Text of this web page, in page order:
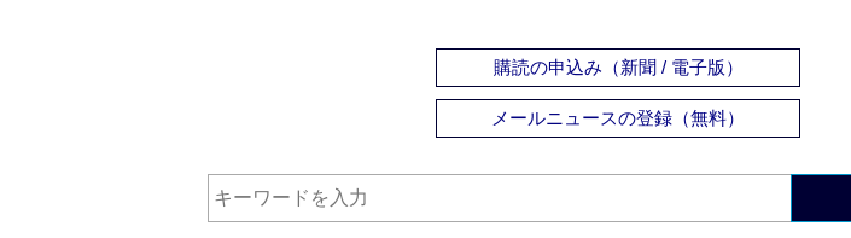
購読の申込み（新聞 / 電子版）
メールニュースの登録（無料）